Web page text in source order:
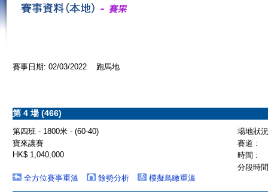
賽事日期: 02/03/2022 跑馬地
第 4 場 (466)
第四班 - 1800米 - (60-40)
場地狀
寶來讓賽
賽道 :
HK$ 1,040,000
時間 :
分段時
全方位賽事重溫
餘勢分析 模擬鳥瞰重溫